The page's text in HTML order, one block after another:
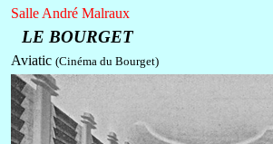
Salle André Malraux
LE BOURGET
Aviatic (Cinéma du Bourget)